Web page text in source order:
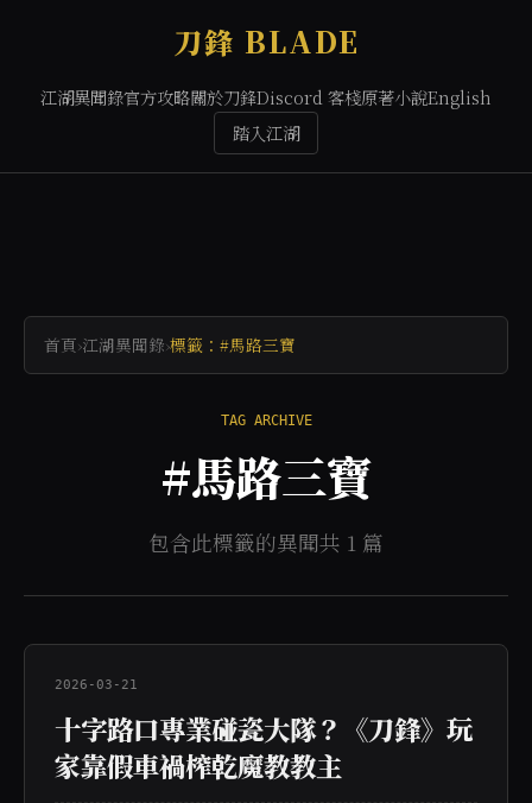
刀鋒 BLADE
江湖異聞錄官方攻略關於刀鋒Discord 客棧原著小說English
踏入江湖
首頁›江湖異聞錄›標籤：#馬路三寶
TAG ARCHIVE
#馬路三寶
包含此標籤的異聞共 1 篇
2026-03-21
十字路口專業碰瓷大隊？《刀鋒》玩
家靠假車禍榨乾魔教教主